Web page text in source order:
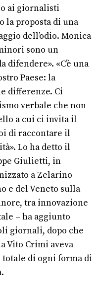
ai giornalisti
la proposta di una
dell’odio. Monica
sono un
«C’è una
Paese: la
differenze. Ci
verbale che non
a cui ci invita il
di raccontare il
Lo ha detto il
Giulietti, in
a Zelarino
e del Veneto sulla
tra innovazione
– ha aggiunto
giornali, dopo che
Vito Crimi aveva
di ogni forma di